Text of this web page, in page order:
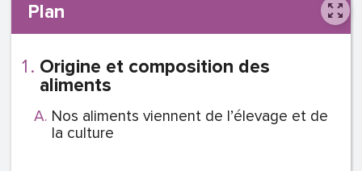
Plan
Origine et composition des
aliments
Nos aliments viennent de l’élevage et de
la culture